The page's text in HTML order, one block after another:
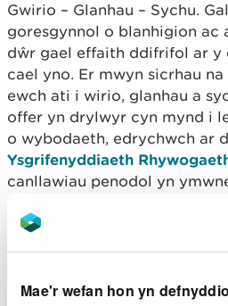
Mae'r wefan hon yn
Gwirio – Glanhau – Sychu.
goresgynnol o blanhigion ac
dŵr gael effaith ddifrifol ar y
cael yno. Er mwyn sicrhau
ewch ati i wirio, glanhau a
offer yn drylwyr cyn mynd i
o wybodaeth, edrychwch ar
Ysgrifenyddiaeth
canllawiau penodol yn
Mwynhewch
agored a